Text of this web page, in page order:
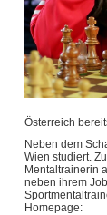
Österreich
Neben dem
Wien studiert.
Mentaltrainerin
neben ihrem
Homepage: